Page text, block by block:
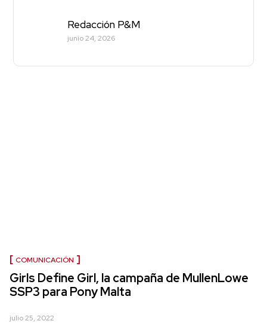
Redacción P&M
junio 24, 2026
COMUNICACIÓN
Girls Define Girl, la campaña de MullenLowe
SSP3 para Pony Malta
julio 25, 2022